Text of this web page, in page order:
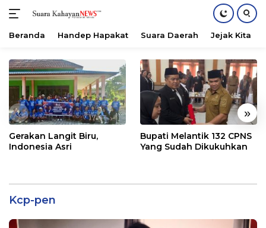
konten
Beranda Handep Hapakat Suara Daerah Jejak Kita
« »
Gerakan Langit Biru,
Indonesia Asri
Bupati Melantik 132 CPNS
Yang Sudah Dikukuhkan
Kcp-pen